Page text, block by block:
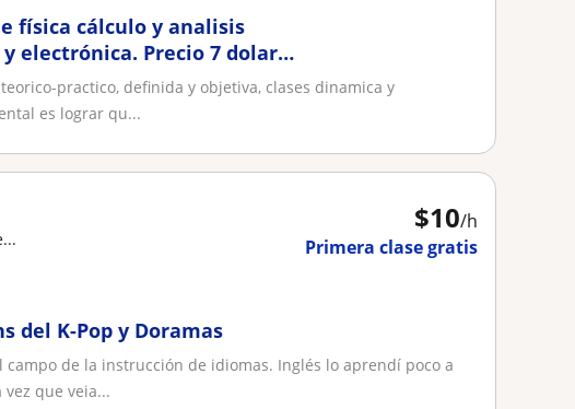
física cálculo y analisis
electrónica. Precio 7 dolares
practico, definida y objetiva, clases dinamica y
es lograr qu...
$10/h
Primera clase gratis
del K-Pop y Doramas
campo de la instrucción de idiomas. Inglés lo aprendí poco a
que veia...